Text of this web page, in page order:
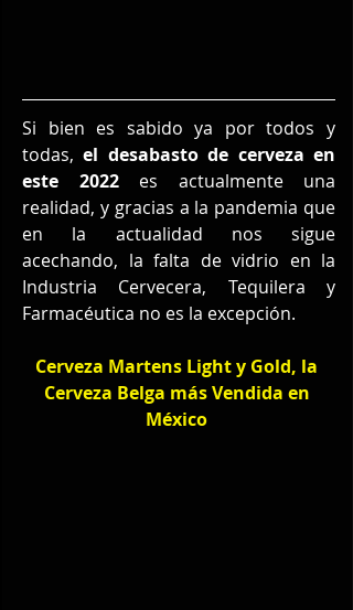
Si bien es sabido ya por todos y
todas, el desabasto de cerveza en
este 2022 es actualmente una
realidad, y gracias a la pandemia que
en la actualidad nos sigue
acechando, la falta de vidrio en la
Industria Cervecera, Tequilera y
Farmacéutica no es la excepción.
Cerveza Martens Light y Gold, la
Cerveza Belga más Vendida en
México